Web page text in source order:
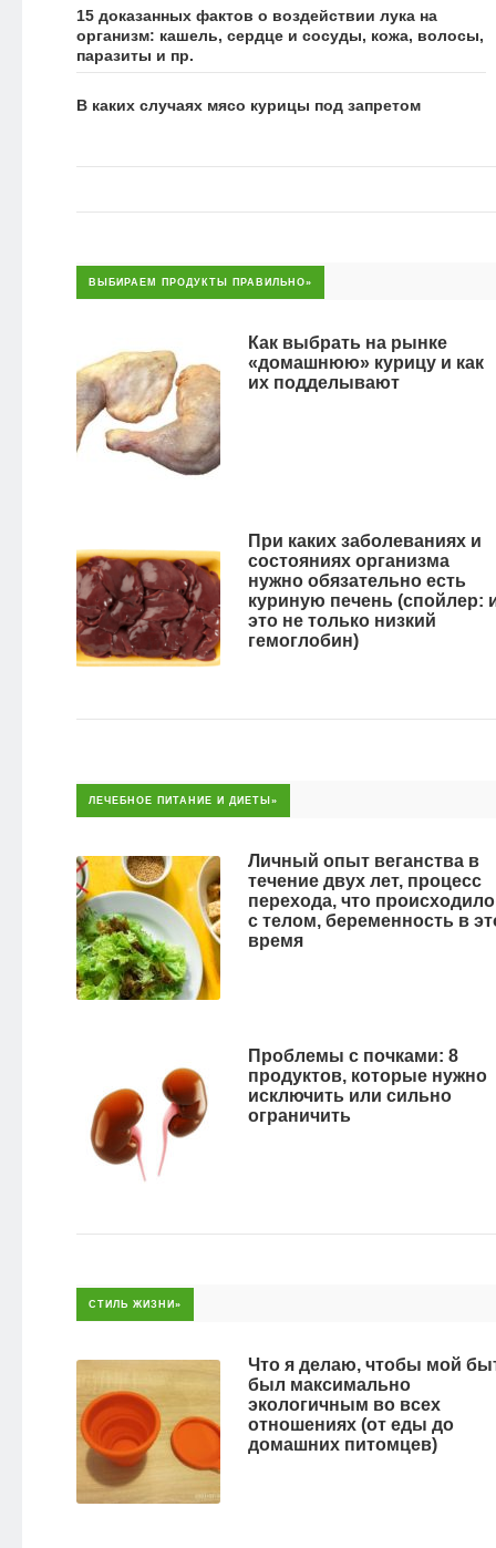
15 доказанных фактов о воздействии лука на
организм: кашель, сердце и сосуды, кожа, волосы,
паразиты и пр.
В каких случаях мясо курицы под запретом
ВЫБИРАЕМ ПРОДУКТЫ ПРАВИЛЬНО»
Как выбрать на рынке
«домашнюю» курицу и как
их подделывают
При каких заболеваниях и
состояниях организма
нужно обязательно есть
куриную печень (спойлер:
это не только низкий
гемоглобин)
ЛЕЧЕБНОЕ ПИТАНИЕ И ДИЕТЫ»
Личный опыт веганства в
течение двух лет, процесс
перехода, что происходило
с телом, беременность в
время
Проблемы с почками: 8
продуктов, которые нужно
исключить или сильно
ограничить
СТИЛЬ ЖИЗНИ»
Что я делаю, чтобы мой
был максимально
экологичным во всех
отношениях (от еды до
домашних питомцев)